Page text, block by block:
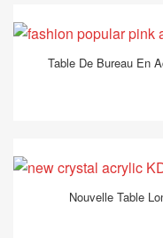
Table De Bureau En
Nouvelle Table